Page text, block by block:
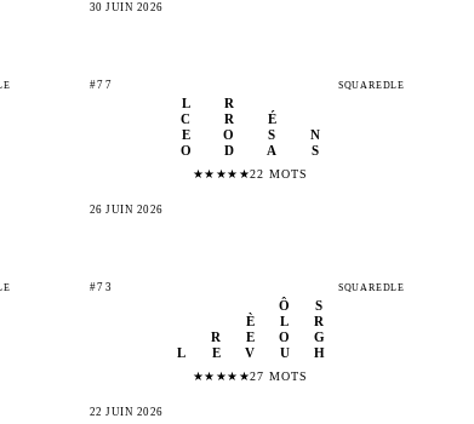
30 JUIN 2026
#77 SQUAREDLE
L
R
C
R
É
E
O S
N
O
D A S
★★ ★★ ★22 MOTS
26 JUIN 2026
#73 SQUAREDLE
Ô
S
È
L
R
R
E O
G
L
E V U H
★★ ★★ ★27 MOTS
22 JUIN 2026